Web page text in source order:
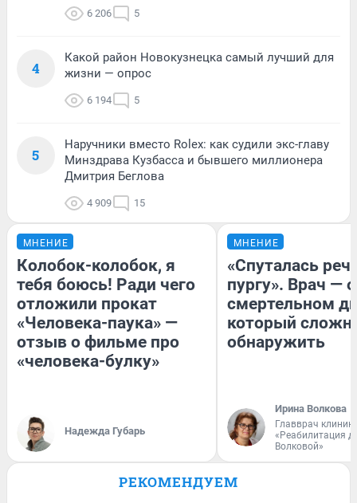
6 206 5
4
Какой район Новокузнецка самый лучший для
жизни — опрос
6 194 5
5
Наручники вместо Rolex: как судили экс-главу
Минздрава Кузбасса и бывшего миллионера
Дмитрия Беглова
4 909 15
МНЕНИЕ
Колобок-колобок, я
тебя боюсь! Ради чего
отложили прокат
«Человека-паука» —
отзыв о фильме про
«человека-булку»
Надежда Губарь
МНЕНИЕ
«Спуталась
пургу». Врач — о
смертельном
который
обнаружить
Ирина Волкова
Главврач
«Реабилитация
Волковой»
РЕКОМЕНДУЕМ